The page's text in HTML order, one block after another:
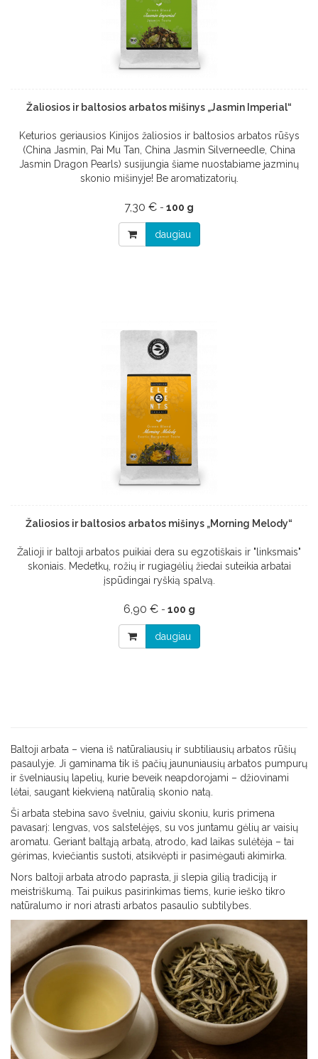
Žaliosios ir baltosios arbatos mišinys „Jasmin Imperial“
Keturios geriausios Kinijos žaliosios ir baltosios arbatos rūšys
(China Jasmin, Pai Mu Tan, China Jasmin Silverneedle, China
Jasmin Dragon Pearls) susijungia šiame nuostabiame jazminų
skonio mišinyje! Be aromatizatorių.
7,30 € - 100 g
daugiau
Žaliosios ir baltosios arbatos mišinys „Morning Melody“
Žalioji ir baltoji arbatos puikiai dera su egzotiškais ir "linksmais"
skoniais. Medetkų, rožių ir rugiagėlių žiedai suteikia arbatai
įspūdingai ryškią spalvą.
6,90 € - 100 g
daugiau
Baltoji arbata – viena iš natūraliausių ir subtiliausių arbatos rūšių
pasaulyje. Ji gaminama tik iš pačių jaununiausių arbatos pumpurų
ir švelniausių lapelių, kurie beveik neapdorojami – džiovinami
lėtai, saugant kiekvieną natūralią skonio natą.
Ši arbata stebina savo švelniu, gaiviu skoniu, kuris primena
pavasarį: lengvas, vos salstelėjęs, su vos juntamu gėlių ar vaisių
aromatu. Geriant baltąją arbatą, atrodo, kad laikas sulėtėja – tai
gėrimas, kviečiantis sustoti, atsikvėpti ir pasimėgauti akimirka.
Nors baltoji arbata atrodo paprasta, ji slepia gilią tradiciją ir
meistriškumą. Tai puikus pasirinkimas tiems, kurie ieško tikro
natūralumo ir nori atrasti arbatos pasaulio subtilybes.